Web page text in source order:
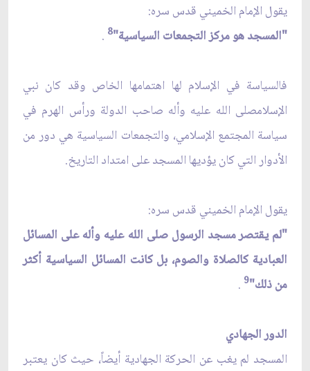
يقول الإمام الخميني قدس سره:
"المسجد هو مركز التجمعات السياسية"8
.
فالسياسة في الإسلام لها اهتمامها الخاص وقد كان نبي
الإسلامصلى الله عليه وأله صاحب الدولة ورأس الهرم في
سياسة المجتمع الإسلامي، والتجمعات السياسية هي دور من
الأدوار التي كان يؤديها المسجد على امتداد التاريخ.
يقول الإمام الخميني قدس سره:
"لم يقتصر مسجد الرسول صلى الله عليه وأله على المسائل
العبادية كالصلاة والصوم، بل كانت المسائل السياسية أكثر
من ذلك"9
.
الدور الجهادي
المسجد لم يغب عن الحركة الجهادية أيضاً، حيث كان يعتبر